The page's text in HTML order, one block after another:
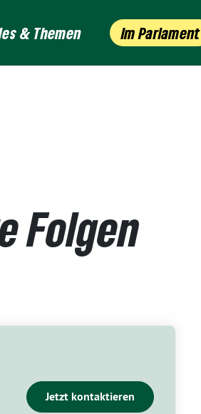
& Themen Im Parlament
Folgen
Jetzt kontaktieren